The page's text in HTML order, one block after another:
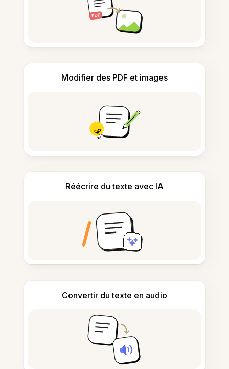
Modifier des PDF et images
Réécrire du texte avec IA
Convertir du texte en audio